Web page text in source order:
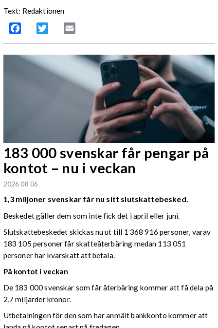
Text: Redaktionen
Facebook Twitter
183 000 svenskar får pengar på
kontot – nu i veckan
2026 08 06
1,3 miljoner svenskar får nu sitt slutskattebesked.
Beskedet gäller dem som inte fick det i april eller juni.
Slutskattebeskedet skickas nu ut till 1 368 916 personer, varav
183 105 personer får skatteåterbäring medan 113 051
personer har kvarskatt att betala.
På kontot i veckan
De 183 000 svenskar som får återbäring kommer att få dela på
2,7 miljarder kronor.
Utbetalningen för den som har anmält bankkonto kommer att